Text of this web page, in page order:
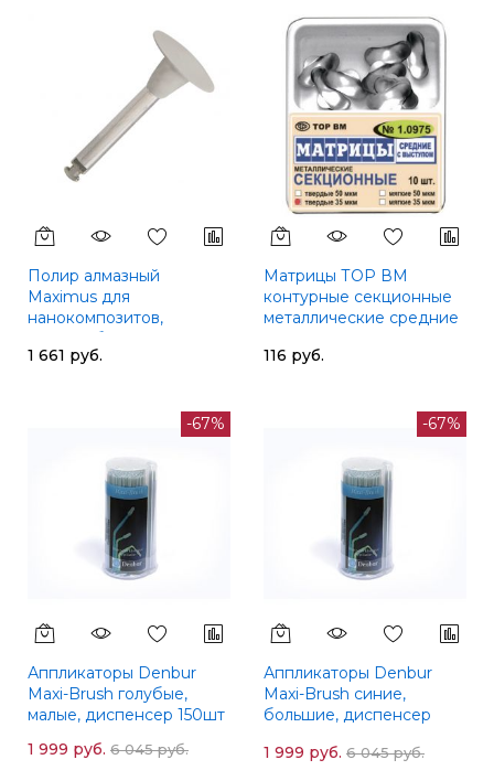
Полир алмазный
Maximus для
нанокомпозитов,
микрогибридов,
микрофилов 1шт
1 661 руб.
Матрицы ТОР ВМ
контурные секционные
металлические средние
50мкм, 10шт
116 руб.
-67%
Аппликаторы Denbur
Maxi-Brush голубые,
малые, диспенсер 150шт
1 999 руб. 6 045 руб.
-67%
Аппликаторы Denbur
Maxi-Brush синие,
большие, диспенсер
1 999 руб. 6 045 руб.